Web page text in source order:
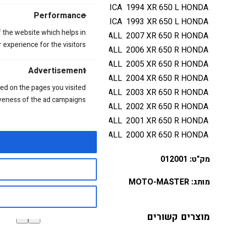
Performance
website which helps in
for the visitors.
Advertisement
on the pages you visited
of the ad campaigns.
HONDA
XR 650 L
1994
AMERICA
HONDA
XR 650 L
1993
AMERICA
HONDA
XR 650 R
2007
ALL
HONDA
XR 650 R
2006
ALL
HONDA
XR 650 R
2005
ALL
HONDA
XR 650 R
2004
ALL
HONDA
XR 650 R
2003
ALL
HONDA
XR 650 R
2002
ALL
HONDA
XR 650 R
2001
ALL
HONDA
XR 650 R
2000
ALL
מק"ט: 012001
מותג: MOTO-MASTER
מוצרים קשורים